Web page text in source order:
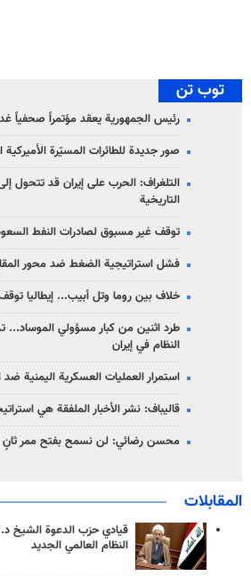
توب تن
رئيس الجمهورية يعقد مؤتمراً صحفياً
صور جديدة للطائرات المسيّرة
التلغراف: الحرب على إيران قد تتحول
التاريخية
توقف غير مسبوق لصادرات النفط
فشل استراتيجية الضغط ضد محور
خلاف بين روما وتل أبيب... إيطاليا توقف
طرد اثنين من كبار مسؤولي الموساد...
النظام في إيران
استمرار العمليات العسكرية اليمنية ضد
قاليباف: نشر الأخبار الملفقة هي
محسن رضائي: لن نسمح بفتح ممر
المقابلات
قيادي حزب الدعوة الشيخ
النظام العالمي الجديد